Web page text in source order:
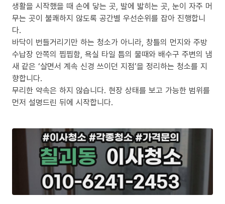
생활을 시작했을 때 손에 닿는 곳, 발에 밟히는 곳, 눈이 자주 머
무는 곳이 불쾌하지 않도록 공간별 우선순위를 잡아 진행합니
다.
바닥이 번들거리기만 하는 청소가 아니라, 창틀의 먼지와 주방
수납장 안쪽의 찝찝함, 욕실 타일 틈의 물때와 배수구 주변의 냄
새 같은 ‘살면서 계속 신경 쓰이던 지점’을 정리하는 청소를 지
향합니다.
무리한 약속은 하지 않습니다. 현장 상태를 보고 가능한 범위를
먼저 설명드린 뒤에 시작합니다.